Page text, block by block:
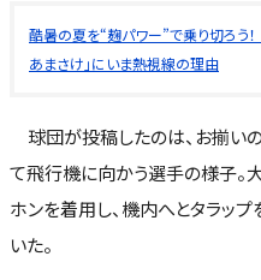
酷暑の夏を“麹パワー”で乗り切ろう
あまさけ」にいま熱視線の理由
球団が投稿したのは、お揃い
て飛行機に向かう選手の様子。
ホンを着用し、機内へとタラッ
いた。